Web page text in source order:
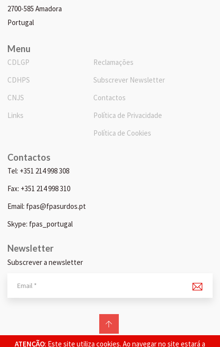
ATENÇÃO: Este site utiliza cookies. Ao navegar no site estará a
2700-585 Amadora
Portugal
Menu
CDLGP
CDHPS
CNJS
Links
Reclamações
Subscrever Newsletter
Contactos
Política de Privacidade
Política de Cookies
Contactos
Tel: +351 214 998 308
Fax: +351 214 998 310
Email: fpas@fpasurdos.pt
Skype: fpas_portugal
Newsletter
Subscrever a newsletter
© 2026 FPAS. Todos os direitos reservados.